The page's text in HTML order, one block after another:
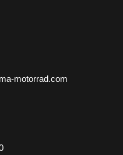
motorrad.com